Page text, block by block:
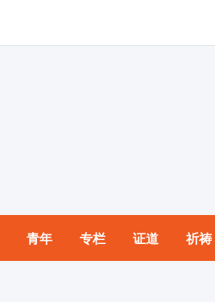
青年 专栏 证道 祈祷